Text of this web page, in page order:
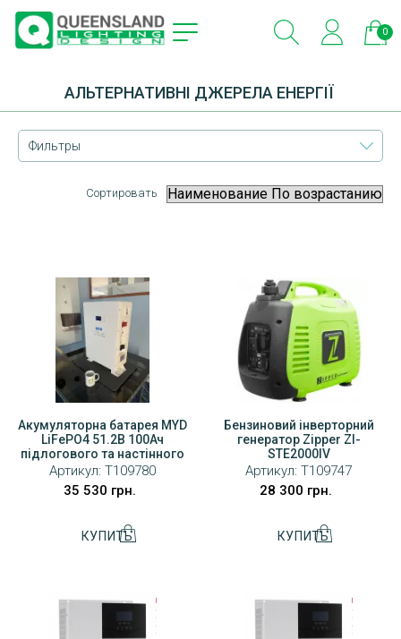
0
АЛЬТЕРНАТИВНІ ДЖЕРЕЛА ЕНЕРГІЇ
Фильтры
Сортировать
Акумуляторна батарея MYD
LiFePO4 51.2В 100Ач
підлогового та настінного
монтажу
Артикул: T109780
35 530 грн.
Бензиновий інверторний
генератор Zipper ZI-
STE2000IV
Артикул: T109747
28 300 грн.